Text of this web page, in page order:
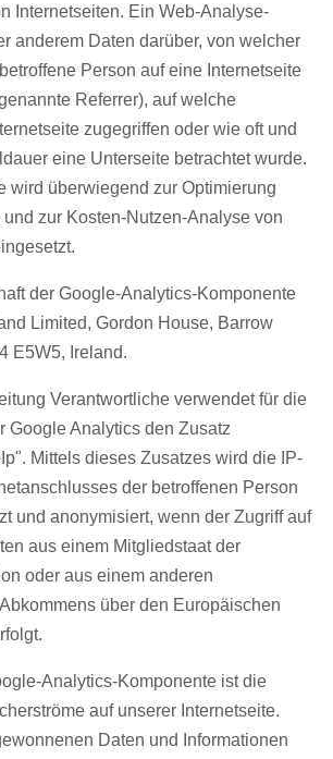
Internetseiten. Ein Web-Analyse-
anderem Daten darüber, von welcher
Person auf eine Internetseite
Referrer), auf welche
zugegriffen oder wie oft und
eine Unterseite betrachtet wurde.
wird überwiegend zur Optimierung
zur Kosten-Nutzen-Analyse von
der Google-Analytics-Komponente
Limited, Gordon House, Barrow
E5W5, Ireland.
Verantwortliche verwendet für die
Google Analytics den Zusatz
Mittels dieses Zusatzes wird die IP-
der betroffenen Person
und anonymisiert, wenn der Zugriff auf
aus einem Mitgliedstaat der
oder aus einem anderen
über den Europäischen
Analytics-Komponente ist die
auf unserer Internetseite.
Daten und Informationen